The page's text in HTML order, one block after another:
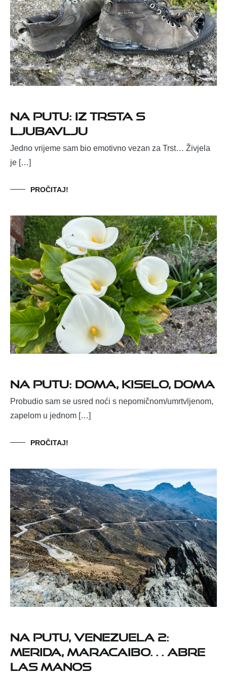
NA PUTU: IZ TRSTA S
LJUBAVLJU
Jedno vrijeme sam bio emotivno vezan za Trst… Živjela
je […]
PROČITAJ!
NA PUTU: DOMA, KISELO, DOMA
Probudio sam se usred noći s nepomičnom/umrtvljenom,
zapelom u jednom […]
PROČITAJ!
NA PUTU, VENEZUELA 2:
MERIDA, MARACAIBO… ABRE
LAS MANOS